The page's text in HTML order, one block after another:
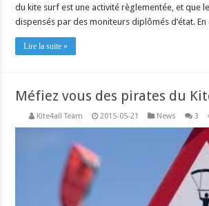
du kite surf est une activité règlementée, et que
dispensés par des moniteurs diplômés d’état. En
Lire la suite »
Méfiez vous des pirates du
Kite4all Team 2015-05-21 News 3